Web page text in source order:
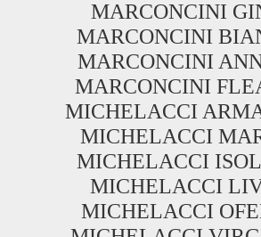
MARCONCINI
MARCONCINI
MARCONCINI
MARCONCINI
MICHELACCI
MICHELACCI
MICHELACCI
MICHELACCI
MICHELACCI